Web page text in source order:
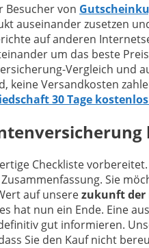
Besucher von
auseinander zusetzen
auf anderen
um das beste
Vergleich und
keine Versandkosten
30 Tage
Checkliste
Sie
auf unserezukunft der
hat nun ein Ende. Eine
gut informieren.
Sie den Kauf nicht